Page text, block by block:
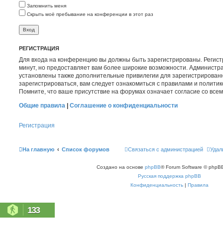
Запомнить меня
Скрыть моё пребывание на конференции в этот раз
РЕГИСТРАЦИЯ
Для входа на конференцию вы должны быть зарегистрированы.
минут, но предоставляет вам более широкие возможности.
установлены также дополнительные привилегии для
зарегистрироваться, вам следует ознакомиться с правилами и
Помните, что ваше присутствие на форумах означает согласие со
Общие правила
Соглашение о конфиденциальности
Регистрация
На главную Список форумов Связаться с администрацией
Создано на основе phpBB® Forum Software ©
Русская поддержка phpBB
Конфиденциальность | Правила
133